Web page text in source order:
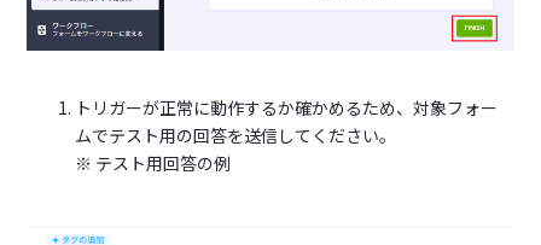
トリガーが正常に動作するか確かめるため、対象フォー
ムでテスト用の回答を送信してください。
※ テスト用回答の例